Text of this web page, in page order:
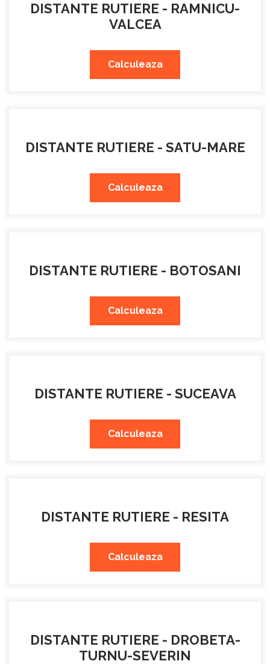
DISTANTE RUTIERE - RAMNICU-
VALCEA
Calculeaza
DISTANTE RUTIERE - SATU-MARE
Calculeaza
DISTANTE RUTIERE - BOTOSANI
Calculeaza
DISTANTE RUTIERE - SUCEAVA
Calculeaza
DISTANTE RUTIERE - RESITA
Calculeaza
DISTANTE RUTIERE - DROBETA-
TURNU-SEVERIN